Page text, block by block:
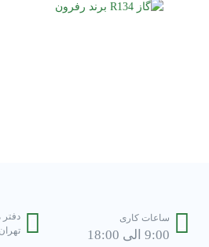
ساعات کاری
9:00 الی 18:00
تهران،